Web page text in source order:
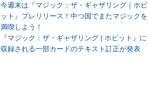
今週末は『マジック：ザ・ギャザリング｜ホビ
ット』プレリリース！中つ国でまたマジックを
満喫しよう！
『マジック：ザ・ギャザリング | ホビット』に
収録される一部カードのテキスト訂正が発表